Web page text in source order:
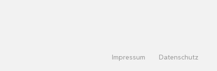
Impressum Datenschutz